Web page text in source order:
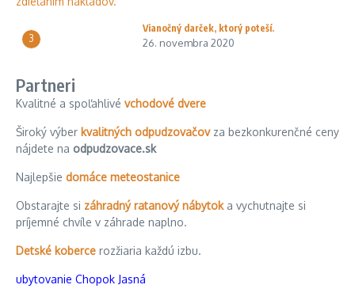
3
Vianočný darček, ktorý poteší.
26. novembra 2020
Partneri
Kvalitné a spoľahlivé vchodové dvere
Široký výber kvalitných odpudzovačovza bezkonkurenčné ceny
nájdete na odpudzovace.sk
Najlepšie domáce meteostanice
Obstarajte si záhradný ratanový nábytoka vychutnajte si
príjemné chvíle v záhrade naplno.
Detské koberce rozžiaria každú izbu.
ubytovanie Chopok Jasná